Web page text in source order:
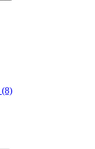
(8)